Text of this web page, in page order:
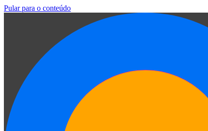
Pular para o conteúdo